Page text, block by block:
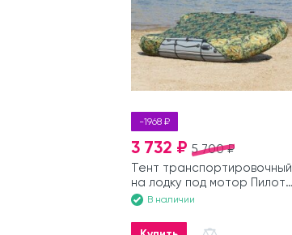
-1968 ₽
5 700 ₽
3 732 ₽
Тент транспортировочный
на лодку под мотор Пилот
М-320 зеленый
В наличии